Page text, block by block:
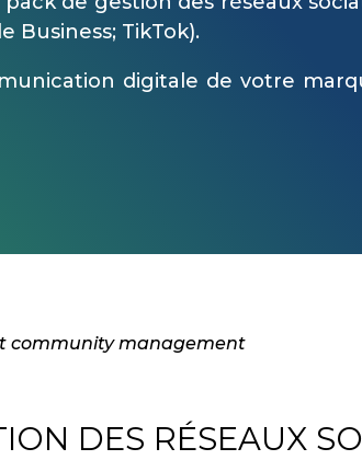
Business; TikTok).
digitale de votre
community management
DES RÉSEAUX